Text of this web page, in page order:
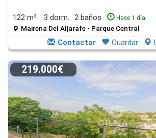
122 m² 3 dorm. 2 baños Hace 1 día
Mairena Del Aljarafe - Parque Central
Contactar Guardar
219.000€